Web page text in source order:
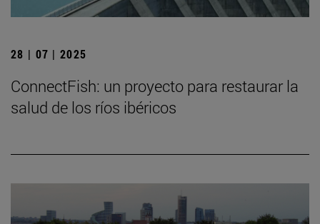
28 | 07 | 2025
ConnectFish: un proyecto para restaurar la
salud de los ríos ibéricos